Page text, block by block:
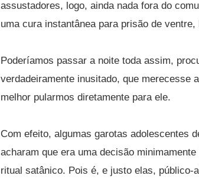
assustadores, logo, ainda nada fora do
uma cura instantânea para prisão de
Poderíamos passar a noite toda assim,
verdadeiramente inusitado, que merecesse
melhor pularmos diretamente para ele.
Com efeito, algumas garotas adolescentes
acharam que era uma decisão
ritual satânico. Pois é, e justo elas,